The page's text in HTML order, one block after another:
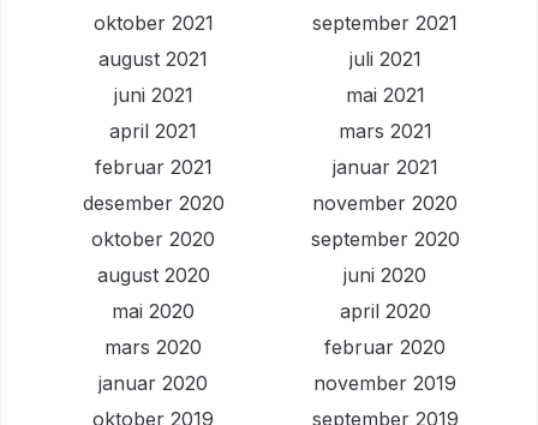
oktober 2021
september 2021
august 2021
juli 2021
juni 2021
mai 2021
april 2021
mars 2021
februar 2021
januar 2021
desember 2020
november 2020
oktober 2020
september 2020
august 2020
juni 2020
mai 2020
april 2020
mars 2020
februar 2020
januar 2020
november 2019
oktober 2019
september 2019